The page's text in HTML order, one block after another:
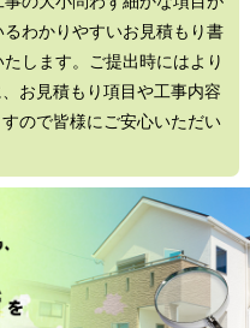
るわかりやすいお見積もり書
します。ご提出時にはより
お見積もり項目や工事内容
ので皆様にご安心いただい